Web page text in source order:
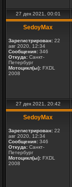
27 дек 2021, 00:01
SedoyMax
Зарегистрирован: 22
авг 2020, 12:34
Сообщения: 346
Откуда: Санкт-
Петербург
Мотоцикл(ы): FXDL
2008
27 дек 2021, 20:42
SedoyMax
Зарегистрирован: 22
авг 2020, 12:34
Сообщения: 346
Откуда: Санкт-
Петербург
Мотоцикл(ы): FXDL
2008